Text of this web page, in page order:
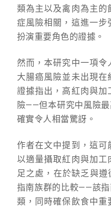
類為主以及禽肉為主
症風險相關，這進一步
扮演重要角色的證據。
然而，本研究中一項
大腸癌風險並未出現
證據指出，高紅肉與
險——但本研究中風險
確實令人相當驚訝。
作者在文中提到，這可
以適量攝取紅肉與加
足之處，在於缺乏與
指南族群的比較——該
類，同時確保飲食中重